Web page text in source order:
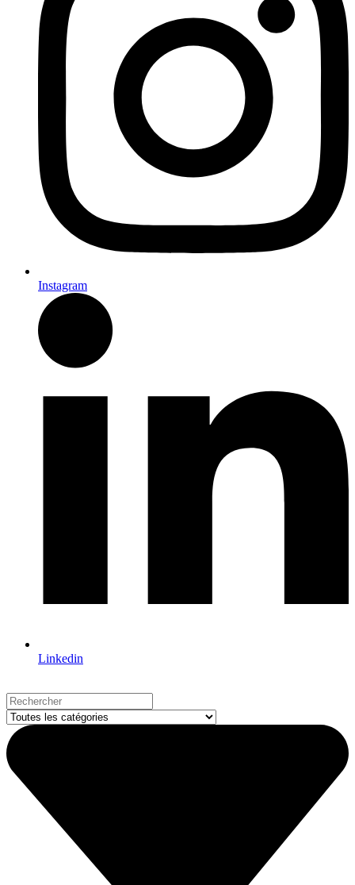
Instagram
Linkedin
Search
...